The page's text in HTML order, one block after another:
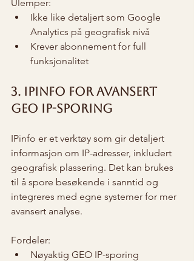
Ulemper:
Ikke like detaljert som Google
Analytics på geografisk nivå
Krever abonnement for full
funksjonalitet
3. IPinfo for avansert
GEO IP-sporing
IPinfo er et verktøy som gir detaljert
informasjon om IP-adresser, inkludert
geografisk plassering. Det kan brukes
til å spore besøkende i sanntid og
integreres med egne systemer for mer
avansert analyse.
Fordeler:
Nøyaktig GEO IP-sporing